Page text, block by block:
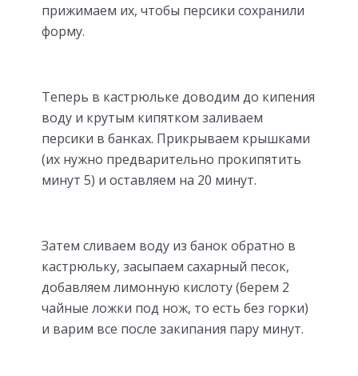
прижимаем их, чтобы персики сохранили
форму.
Теперь в кастрюльке доводим до кипения
воду и крутым кипятком заливаем
персики в банках. Прикрываем крышками
(их нужно предварительно прокипятить
минут 5) и оставляем на 20 минут.
Затем сливаем воду из банок обратно в
кастрюльку, засыпаем сахарный песок,
добавляем лимонную кислоту (берем 2
чайные ложки под нож, то есть без горки)
и варим все после закипания пару минут.